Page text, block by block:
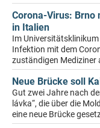
Corona-Virus: Brno
in Italien
Im
Infektion mit dem
zuständigen Mediziner
Neue Brücke soll
Gut zwei Jahre nach
lávka“, die über die
eine neue Brücke